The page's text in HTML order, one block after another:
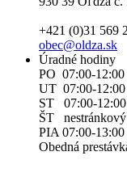
+421 (0)31 569
obec@oldza.sk
Úradné hodiny
PO 07:00-12:00
UT 07:00-12:00
ST 07:00-
ŠT nestránkový
PIA 07:00-13:00
Obedná